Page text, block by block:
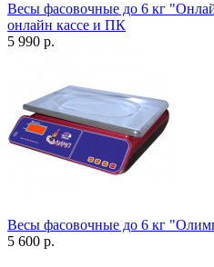
Весы фасовочные до 6 кг
онлайн кассе и ПК
5 990 р.
Весы фасовочные до 6 кг
5 600 р.